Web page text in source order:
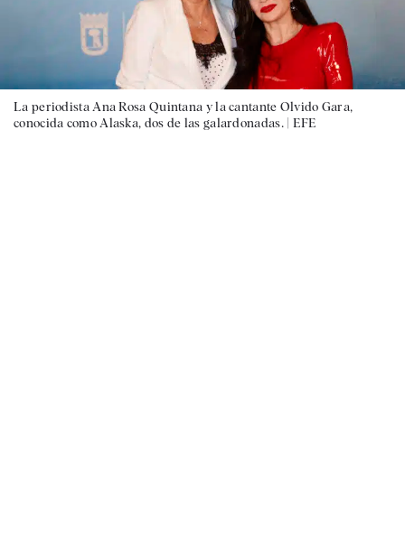
La periodista Ana Rosa Quintana y la cantante Olvido Gara,
conocida como Alaska, dos de las galardonadas. | EFE